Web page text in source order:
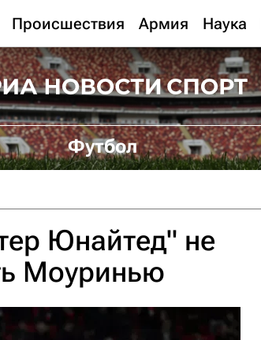
Происшествия Армия Наука
Футбол
Юнайтед" не
Моуринью